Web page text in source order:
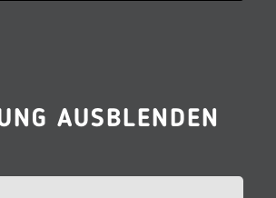
AUSBLENDEN